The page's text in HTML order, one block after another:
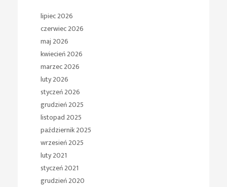
lipiec 2026
czerwiec 2026
maj 2026
kwiecień 2026
marzec 2026
luty 2026
styczeń 2026
grudzień 2025
listopad 2025
październik 2025
wrzesień 2025
luty 2021
styczeń 2021
grudzień 2020